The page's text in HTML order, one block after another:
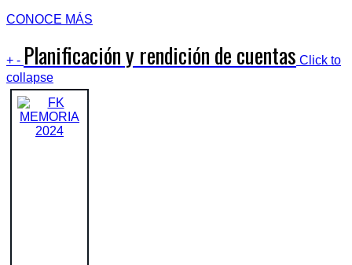
CONOCE MÁS
+ - Planificación y rendición de cuentas Click to
collapse